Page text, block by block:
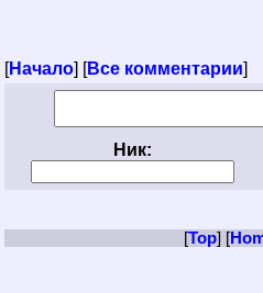
[Начало] [Все комментарии]
Ник:
[Top] [